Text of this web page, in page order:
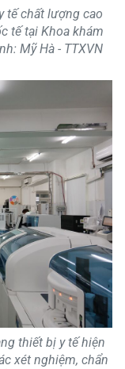
tế chất lượng cao
tế tại Khoa khám
Mỹ Hà - TTXVN
thiết bị y tế hiện
xét nghiệm, chẩn